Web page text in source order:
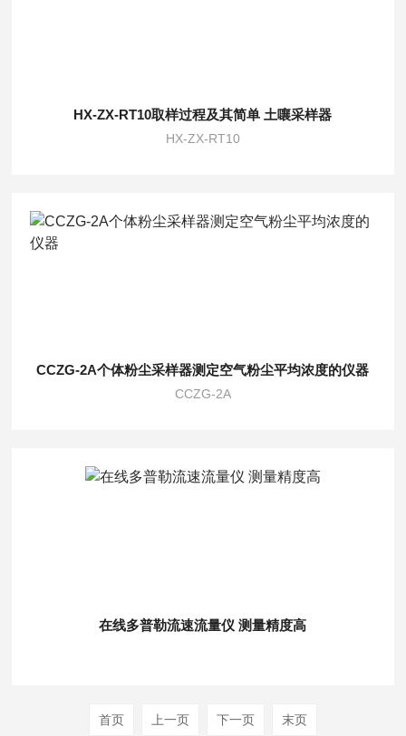
HX-ZX-RT10取样过程及其简单 土嚷采样器
HX-ZX-RT10
CCZG-2A个体粉尘采样器测定空气粉尘平均浓度的仪器
CCZG-2A
在线多普勒流速流量仪 测量精度高
首页 上一页 下一页 末页